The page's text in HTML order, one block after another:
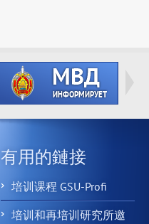
有用的鏈接
培训课程 GSU-Profi
培训和再培训研究所邀